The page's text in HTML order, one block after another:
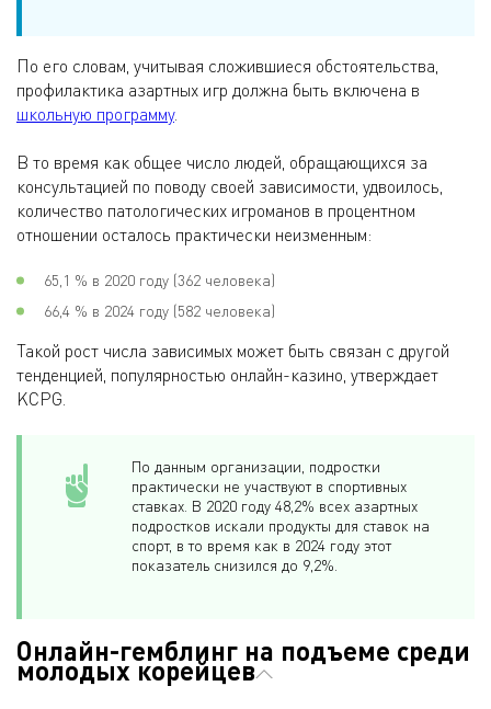
По его словам, учитывая сложившиеся обстоятельства,
профилактика азартных игр должна быть включена в
школьную программу.
В то время как общее число людей, обращающихся за
консультацией по поводу своей зависимости, удвоилось,
количество патологических игроманов в процентном
отношении осталось практически неизменным:
65,1 % в 2020 году (362 человека)
66,4 % в 2024 году (582 человека)
Такой рост числа зависимых может быть связан с другой
тенденцией, популярностью онлайн-казино, утверждает
KCPG.
По данным организации, подростки
практически не участвуют в спортивных
ставках. В 2020 году 48,2% всех азартных
подростков искали продукты для ставок на
спорт, в то время как в 2024 году этот
показатель снизился до 9,2%.
Онлайн-гемблинг на подъеме среди
молодых корейцев